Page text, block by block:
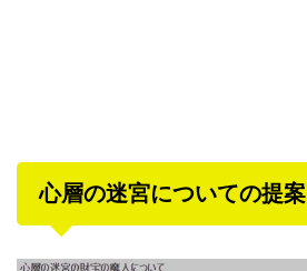
心層の迷宮についての提案